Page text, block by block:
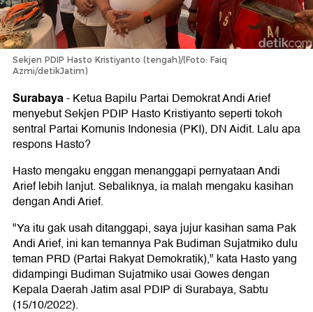
Sekjen PDIP Hasto Kristiyanto (tengah)/(Foto: Faiq
Azmi/detikJatim)
Surabaya-Ketua Bapilu Partai Demokrat Andi Arief
menyebut Sekjen PDIP Hasto Kristiyanto seperti tokoh
sentral Partai Komunis Indonesia (PKI), DN Aidit. Lalu apa
respons Hasto?
Hasto mengaku enggan menanggapi pernyataan Andi
Arief lebih lanjut. Sebaliknya, ia malah mengaku kasihan
dengan Andi Arief.
"Ya itu gak usah ditanggapi, saya jujur kasihan sama Pak
Andi Arief, ini kan temannya Pak Budiman Sujatmiko dulu
teman PRD (Partai Rakyat Demokratik)," kata Hasto yang
didampingi Budiman Sujatmiko usai Gowes dengan
Kepala Daerah Jatim asal PDIP di Surabaya, Sabtu
(15/10/2022).